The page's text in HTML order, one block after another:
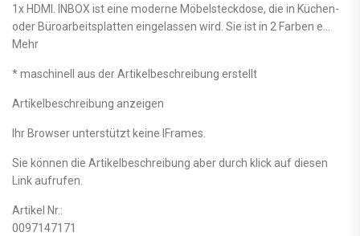
1x HDMI. INBOX ist eine moderne Möbelsteckdose, die in Küchen-
oder Büroarbeitsplatten eingelassen wird. Sie ist in 2 Farben e…
Mehr
* maschinell aus der Artikelbeschreibung erstellt
Artikelbeschreibung anzeigen
Ihr Browser unterstützt keine IFrames.
Sie können die Artikelbeschreibung aber durch klick auf diesen
Link aufrufen.
Artikel Nr.:
0097147171